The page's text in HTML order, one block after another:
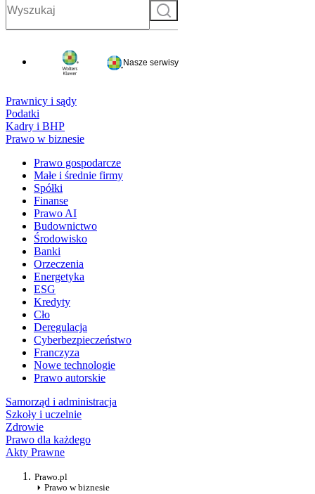
Szukaj
Nasze serwisy
Prawnicy i sądy
Podatki
Kadry i BHP
Prawo w biznesie
Prawo gospodarcze
Małe i średnie firmy
Spółki
Finanse
Prawo AI
Budownictwo
Środowisko
Banki
Orzeczenia
Energetyka
ESG
Kredyty
Cło
Deregulacja
Cyberbezpieczeństwo
Franczyza
Nowe technologie
Prawo autorskie
Samorząd i administracja
Szkoły i uczelnie
Zdrowie
Prawo dla każdego
Akty Prawne
Prawo.pl
Prawo w biznesie